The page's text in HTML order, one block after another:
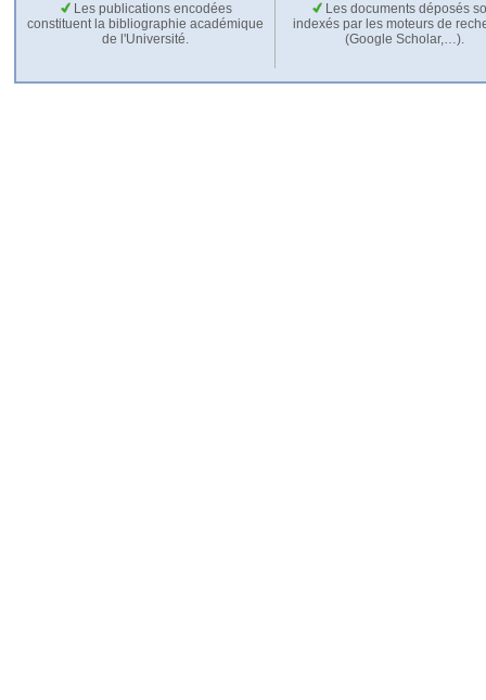
Les publications encodées
constituent la bibliographie académique
de l'Université.
Les documents déposés
indexés par les moteurs de
(Google Scholar,…).